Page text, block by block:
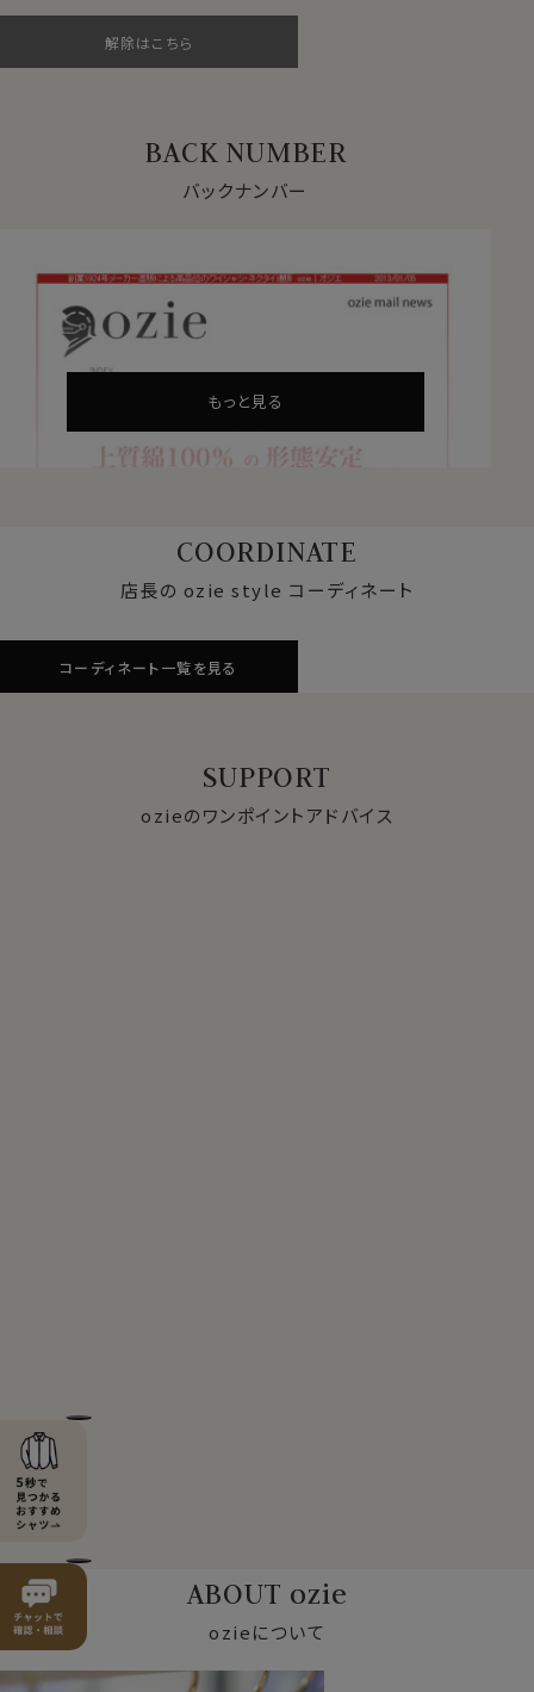
解除はこちら
BACK NUMBER
バックナンバー
もっと見る
COORDINATE
店長の ozie style コーディネート
コーディネート一覧を見る
SUPPORT
ozieのワンポイントアドバイス
ABOUT ozie
ozieについて